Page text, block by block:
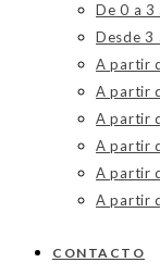
De 0 a 3
Desde 3
A partir
A partir
A partir
A partir
A partir
A partir
CONTACTO